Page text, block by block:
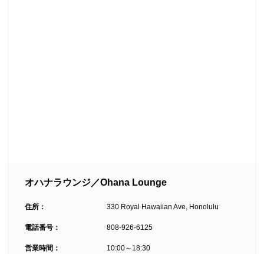
オハナラウンジ／Ohana Lounge
住所： 330 Royal Hawaiian Ave, Honolulu
電話番号： 808-926-6125
営業時間： 10:00～18:30